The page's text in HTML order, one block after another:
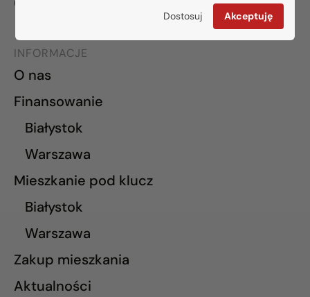
Dostosuj Akceptuję
02-765 Warszawa
INFORMACJE
O nas
Finansowanie
Białystok
Warszawa
Mieszkanie pod klucz
Białystok
Warszawa
Zakup mieszkania
Aktualności